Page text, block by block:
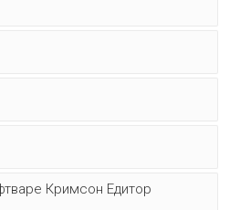
Кримсон Едитор